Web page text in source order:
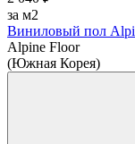
за м2
Виниловый пол
Alpine Floor
(Южная Корея)